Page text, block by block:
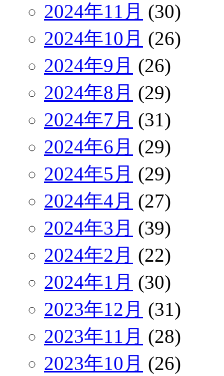
2024年11月 (30)
2024年10月 (26)
2024年9月 (26)
2024年8月 (29)
2024年7月 (31)
2024年6月 (29)
2024年5月 (29)
2024年4月 (27)
2024年3月 (39)
2024年2月 (22)
2024年1月 (30)
2023年12月 (31)
2023年11月 (28)
2023年10月 (26)